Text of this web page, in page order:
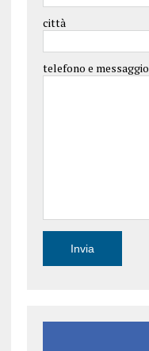
città
telefono e messaggio